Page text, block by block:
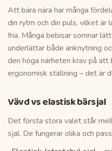
Att bära nära har många
din rytm och din puls, vilket är
fria. Många bebisar somnar
underlättar både anknytning
den höga närheten krav på att
ergonomisk ställning – det är
Vävd vs elastisk bärsjal
Det första stora valet står
sjal. De fungerar olika och